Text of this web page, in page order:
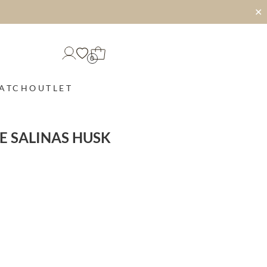
✕
0
OUTLET
SALINAS HUSK